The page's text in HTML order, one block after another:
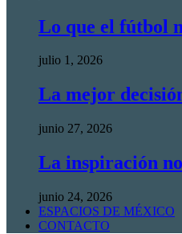
Lo que el fútbol
julio 1, 2026
La mejor
junio 27, 2026
La inspiración
junio 24, 2026
ESPACIOS DE MÉXICO
CONTACTO